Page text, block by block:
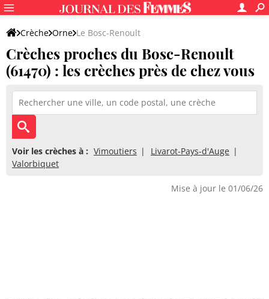
Crèche Orne Le Bosc-Renoult
Crèches proches du Bosc-Renoult
(61470) : les crèches près de chez vous
Voir les crèches à : Vimoutiers
Livarot-Pays-d'Auge
Valorbiquet
Mise à jour le 01/06/26